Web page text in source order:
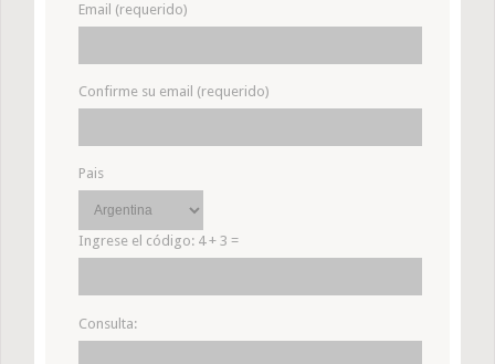
Email (requerido)
Confirme su email (requerido)
Pais
Ingrese el código: 4 + 3 =
Consulta: